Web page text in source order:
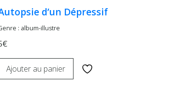
d’un Dépressif
: album-illustre
Ajouter au panier